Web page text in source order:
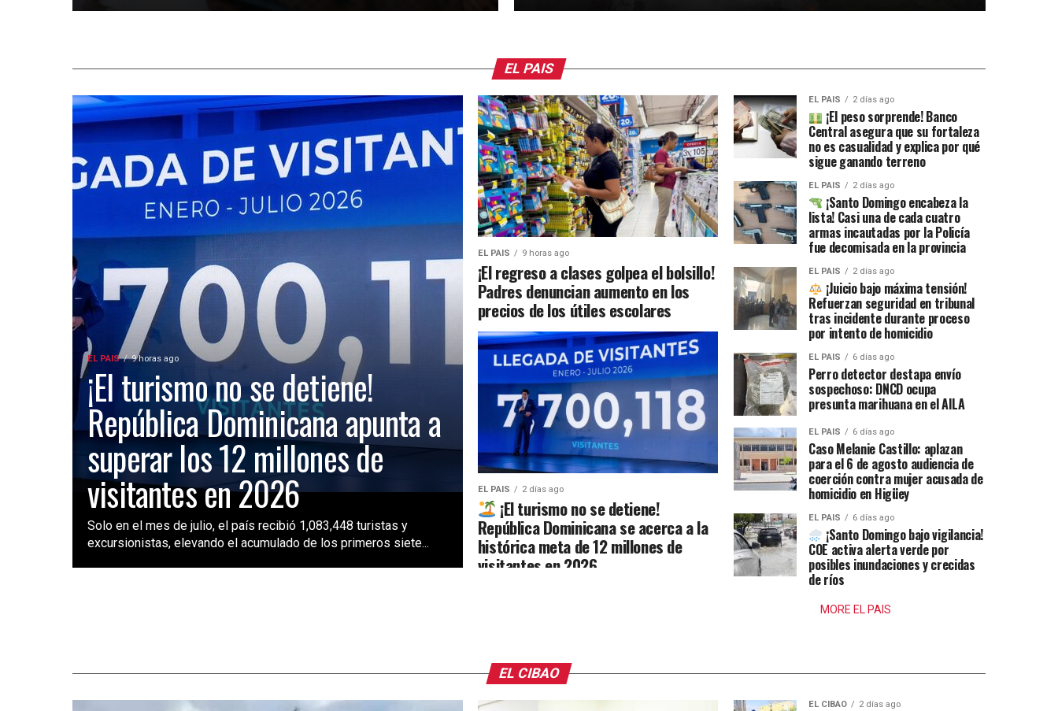
EL PAIS
EL PAIS 9 horas ago
¡El turismo no se detiene!
República Dominicana apunta a
superar los 12 millones de
visitantes en 2026
Solo en el mes de julio, el país recibió 1,083,448 turistas y
excursionistas, elevando el acumulado de los primeros siete...
EL PAIS 9 horas ago
¡El regreso a clases golpea el bolsillo!
Padres denuncian aumento en los
precios de los útiles escolares
EL PAIS 2 días ago
¡El turismo no se detiene!
República Dominicana se acerca a la
histórica meta de 12 millones de
visitantes en 2026
EL PAIS 2 días ago
¡El peso sorprende! Banco
Central asegura que su fortaleza
no es casualidad y explica por qué
sigue ganando terreno
EL PAIS 2 días ago
¡Santo Domingo encabeza la
lista! Casi una de cada cuatro
armas incautadas por la Policía
fue decomisada en la provincia
EL PAIS 2 días ago
¡Juicio bajo máxima tensión!
Refuerzan seguridad en tribunal
tras incidente durante proceso
por intento de homicidio
EL PAIS 6 días ago
Perro detector destapa envío
sospechoso: DNCD ocupa
presunta marihuana en el AILA
EL PAIS 6 días ago
Caso Melanie Castillo: aplazan
para el 6 de agosto audiencia de
coerción contra mujer acusada de
homicidio en Higüey
EL PAIS 6 días ago
¡Santo Domingo bajo vigilancia!
COE activa alerta verde por
posibles inundaciones y crecidas
de ríos
MORE EL PAIS
EL CIBAO
EL CIBAO 2 días ago